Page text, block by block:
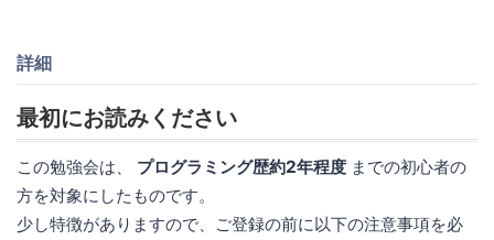
詳細
最初にお読みください
この勉強会は、 プログラミング歴約2年程度 までの初心者の
方を対象にしたものです。
少し特徴がありますので、ご登録の前に以下の注意事項を必